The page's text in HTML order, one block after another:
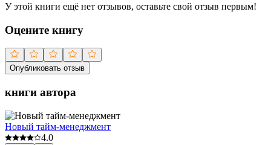
У этой книги ещё нет отзывов, оставьте свой отзыв первым!
Оцените книгу
Опубликовать отзыв
книги автора
Новый тайм-менеджмент
4.0